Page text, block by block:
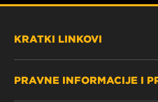
KRATKI LINKOVI
PRAVNE INFORMACIJE I